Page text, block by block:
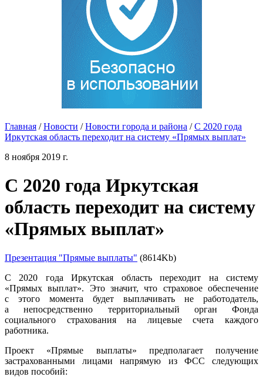
Главная / Новости / Новости города и района / С 2020 года
Иркутская область переходит на систему «Прямых выплат»
8 ноября 2019 г.
С 2020 года Иркутская
область переходит на систему
«Прямых выплат»
Презентация "Прямые выплаты" (8614Kb)
С 2020 года Иркутская область переходит на систему
«Прямых выплат». Это значит, что страховое обеспечение
с этого момента будет выплачивать не работодатель,
а непосредственно территориальный орган Фонда
социального страхования на лицевые счета каждого
работника.
Проект «Прямые выплаты» предполагает получение
застрахованными лицами напрямую из ФСС следующих
видов пособий: